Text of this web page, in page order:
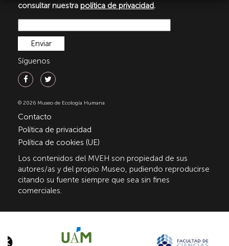
consultar nuestra política de privacidad.
Síguenos
© 2026 Museo de Ecología Humana
Contacto
Política de privacidad
Política de cookies (UE)
Los contenidos del MVEH son propiedad de sus
autores/as y del propio Museo, pudiendo reproducirse
citando su fuente siempre que sea sin fines
comerciales.